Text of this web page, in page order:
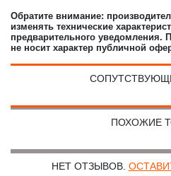
Обратите внимание:
изменять технические
предварительного уведомления.
не носит характер публичной
ПОХОЖИЕ
НЕТ ОТЗЫВОВ.